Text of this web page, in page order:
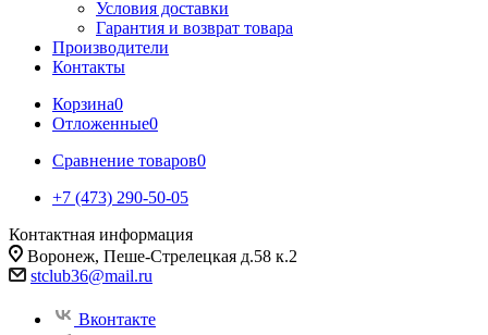
Условия доставки
Гарантия и возврат товара
Производители
Контакты
Корзина0
Отложенные0
Сравнение товаров0
+7 (473) 290-50-05
Контактная информация
Воронеж, Пеше-Стрелецкая д.58 к.2
stclub36@mail.ru
Вконтакте